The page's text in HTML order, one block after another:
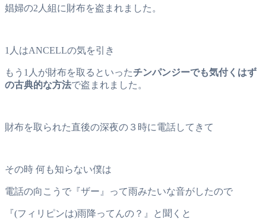
娼婦の2人組に財布を盗まれました。
1人はANCELLの気を引き
もう1人が財布を取るといったチンパンジーでも気付くはず
の古典的な方法で盗まれました。
財布を取られた直後の深夜の３時に電話してきて
その時 何も知らない僕は
電話の向こうで『ザー』って雨みたいな音がしたので
『(フィリピンは)雨降ってんの？』と聞くと